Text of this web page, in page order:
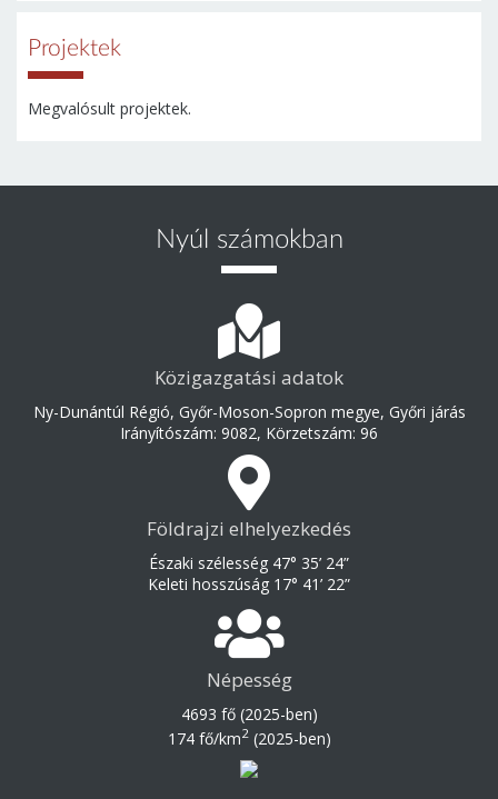
Projektek
Megvalósult projektek.
Nyúl számokban
Közigazgatási adatok
Ny-Dunántúl Régió, Győr-Moson-Sopron megye, Győri járás
Irányítószám: 9082, Körzetszám: 96
Földrajzi elhelyezkedés
Északi szélesség 47° 35’ 24”
Keleti hosszúság 17° 41’ 22”
Népesség
4693 fő (2025-ben)
174 fő/km2(2025-ben)